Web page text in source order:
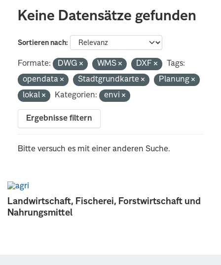
Landwirtschaft, Fischerei, Forstwirtschaft und
Nahrungsmittel
Keine Datensätze gefunden
Sortieren nach
Formate: DWG WMS DXF
Tags:
opendata
Stadtgrundkarte
Planung
lokal
Kategorien: envi
Ergebnisse filtern
Bitte versuch es mit einer anderen Suche.